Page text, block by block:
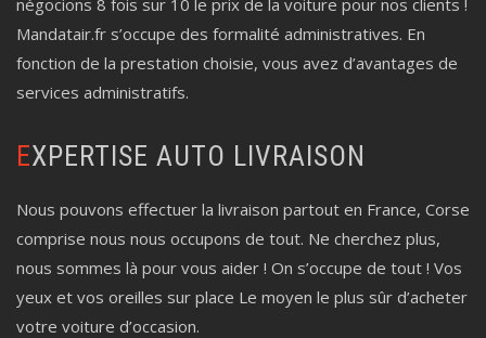
négocions 8 fois sur 10 le prix de la voiture pour nos clients !
Mandatair.fr s’occupe des formalité administratives. En
fonction de la prestation choisie, vous avez d’avantages de
services administratifs.
EXPERTISE AUTO LIVRAISON
Nous pouvons effectuer la livraison partout en France, Corse
comprise nous nous occupons de tout. Ne cherchez plus,
nous sommes là pour vous aider ! On s’occupe de tout ! Vos
yeux et vos oreilles sur place Le moyen le plus sûr d’acheter
votre voiture d’occasion.